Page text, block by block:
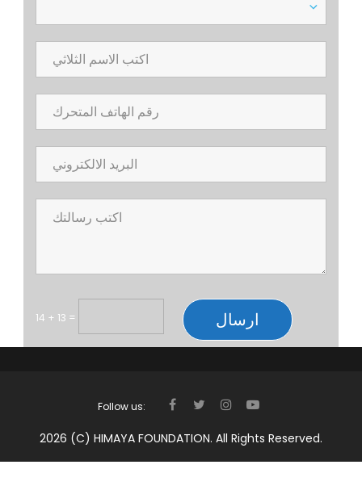
14 + 13 = ارسال
2026 (c) HIMAYA FOUNDATION. All Rights Reserved.
Follow us: